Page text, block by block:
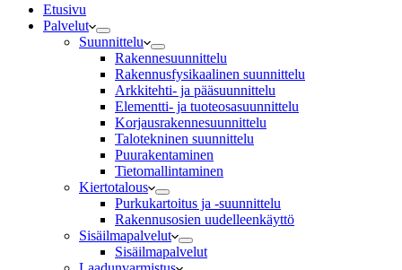
Etusivu
Palvelut
Suunnittelu
Rakennesuunnittelu
Rakennusfysikaalinen suunnittelu
Arkkitehti- ja pääsuunnittelu
Elementti- ja tuoteosasuunnittelu
Korjausrakennesuunnittelu
Talotekninen suunnittelu
Puurakentaminen
Tietomallintaminen
Kiertotalous
Purkukartoitus ja -suunnittelu
Rakennusosien uudelleenkäyttö
Sisäilmapalvelut
Sisäilmapalvelut